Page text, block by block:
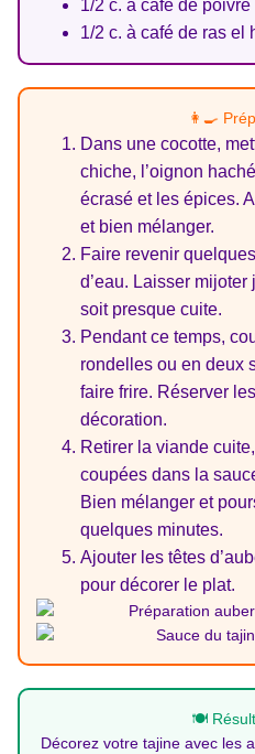
1/2 c. à café de poivre
1/2 c. à café de ras el
👩‍🍳
Dans une cocotte,
chiche, l’oignon
écrasé et les épices.
et bien mélanger.
Faire revenir
d’eau. Laisser
soit presque cuite.
Pendant ce temps,
rondelles ou en deux
faire frire. Réserver
décoration.
Retirer la viande
coupées dans la
Bien mélanger et
quelques minutes.
Ajouter les têtes
pour décorer le plat.
🍽️
Décorez votre tajine avec les